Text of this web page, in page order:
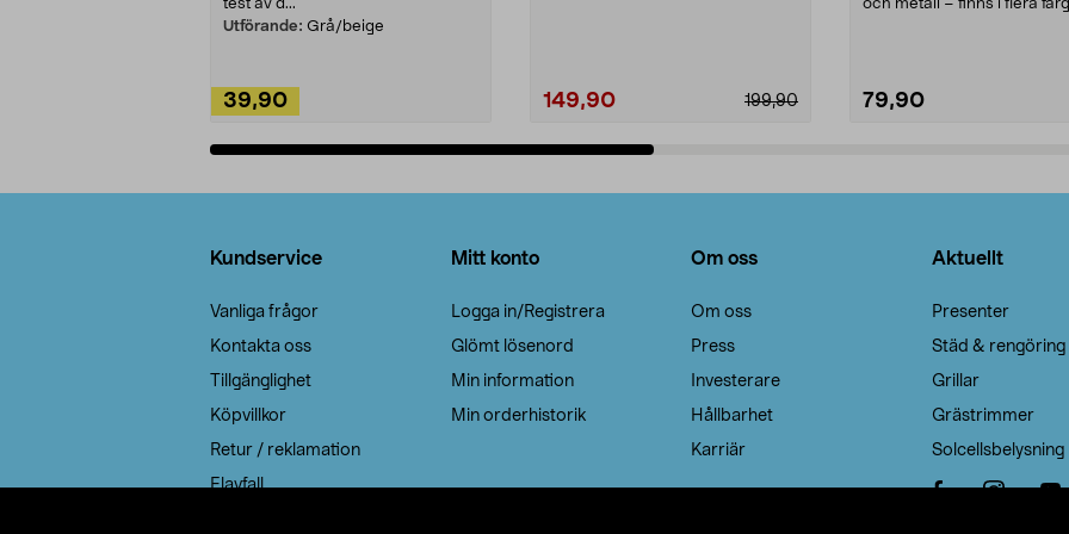
test av d...
Utförande: Grå/beige
39,90 199,90
149,90
och metall – finns i flera
79,90
Kundservice
Vanliga frågor
Kontakta oss
Tillgänglighet
Köpvillkor
Retur / reklamation
Elavfall
Mitt konto
Logga in/Registrera
Glömt lösenord
Min information
Min orderhistorik
Om oss
Om oss
Press
Investerare
Hållbarhet
Karriär
Aktuellt
Presenter
Städ & rengöring
Grillar
Grästrimmer
Solcellsbelysning